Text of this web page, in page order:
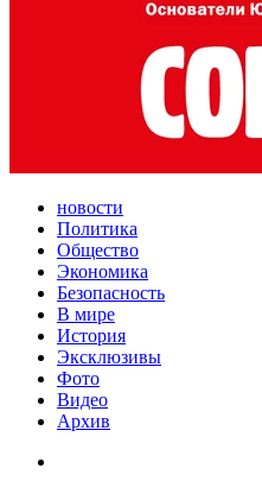
новости
Политика
Общество
Экономика
Безопасность
В мире
История
Эксклюзивы
Фото
Видео
Архив